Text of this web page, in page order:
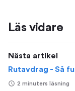
Läs vidare
Nästa artikel
Rutavdrag - Så
2 minuters läsning